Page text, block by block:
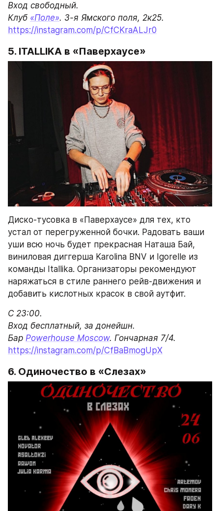
Вход свободный.
Клуб «Поле»
https://instagram.com/p/CfCKraALJr0
5. ITALLIKA в «Паверхаусе»
Диско-тусовка в «Паверхаусе» для тех, кто
устал от перегруженной бочки. Радовать ваши
уши всю ночь будет прекрасная Наташа Бай,
виниловая диггерша Karolina BNV и Igorelle из
команды Itallika. Организаторы рекомендуют
наряжаться в стиле раннего рейв-движения и
добавить кислотных красок в свой аутфит.
С 23:00.
Вход бесплатный, за донейшн.
Бар Powerhouse Moscow
https://instagram.com/p/CfBaBmogUpX
6. Одиночество в «Слезах»